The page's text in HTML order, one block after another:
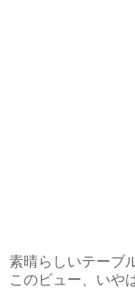
素晴らしいテーブ
このビュー、いや